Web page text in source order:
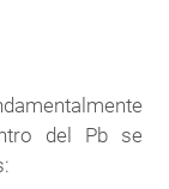
del Pb se